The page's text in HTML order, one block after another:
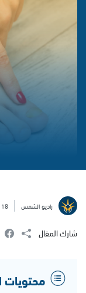
راديو الشمس 18 June 2025
شارك المقال
محتويات